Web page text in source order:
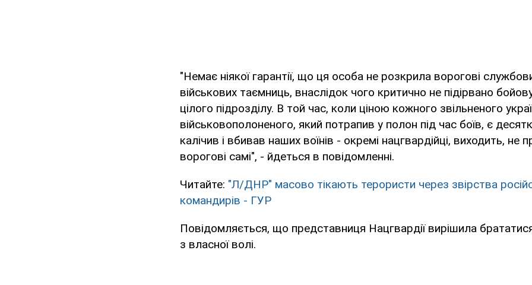
"Немає ніякої гарантії, що ця особа не розкрила ворогові
військових таємниць, внаслідок чого критично не підірвано
цілого підрозділу. В той час, коли ціною кожного звільненого
військовополоненого, який потрапив у полон під час боїв, є
калічив і вбивав наших воїнів - окремі нацгвардійці, виходить, не
ворогові самі", - йдеться в повідомленні.
Читайте: "Л/ДНР" масово тікають терористи через звірства
командирів - ГУР
Повідомляється, що представниця Нацгвардії вирішила
з власної волі.